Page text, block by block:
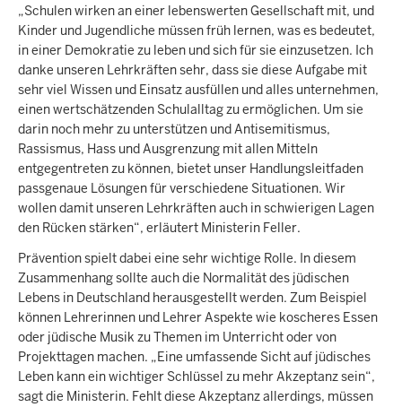
„Schulen wirken an einer lebenswerten Gesellschaft mit, und
Kinder und Jugendliche müssen früh lernen, was es bedeutet,
in einer Demokratie zu leben und sich für sie einzusetzen. Ich
danke unseren Lehrkräften sehr, dass sie diese Aufgabe mit
sehr viel Wissen und Einsatz ausfüllen und alles unternehmen,
einen wertschätzenden Schulalltag zu ermöglichen. Um sie
darin noch mehr zu unterstützen und Antisemitismus,
Rassismus, Hass und Ausgrenzung mit allen Mitteln
entgegentreten zu können, bietet unser Handlungsleitfaden
passgenaue Lösungen für verschiedene Situationen. Wir
wollen damit unseren Lehrkräften auch in schwierigen Lagen
den Rücken stärken“, erläutert Ministerin Feller.
Prävention spielt dabei eine sehr wichtige Rolle. In diesem
Zusammenhang sollte auch die Normalität des jüdischen
Lebens in Deutschland herausgestellt werden. Zum Beispiel
können Lehrerinnen und Lehrer Aspekte wie koscheres Essen
oder jüdische Musik zu Themen im Unterricht oder von
Projekttagen machen. „Eine umfassende Sicht auf jüdisches
Leben kann ein wichtiger Schlüssel zu mehr Akzeptanz sein“,
sagt die Ministerin. Fehlt diese Akzeptanz allerdings, müssen